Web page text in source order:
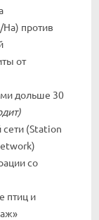
против
от
дольше 30
сети (Station
со
птиц и